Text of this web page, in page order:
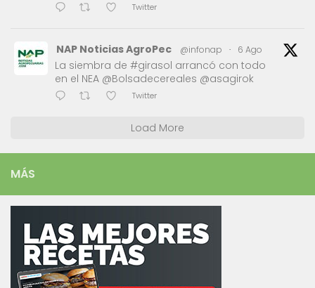
Twitter
NAP Noticias AgroPec @infonap · 6 Ago
La siembra de #girasol arrancó con todo
en el NEA @Bolsadecereales @asagirok
Twitter
Load More
MÁS